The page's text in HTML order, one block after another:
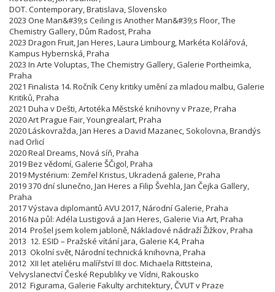
DOT. Contemporary, Bratislava, Slovensko
2023 One Man&#39;s Ceiling is Another Man&#39;s Floor, The
Chemistry Gallery, Dům Radost, Praha
2023 Dragon Fruit, Jan Heres, Laura Limbourg, Markéta Kolářová,
Kampus Hybernská, Praha
2023 In Arte Voluptas, The Chemistry Gallery, Galerie Portheimka,
Praha
2021 Finalista 14. Ročník Ceny kritiky umění za mladou malbu, Galerie
Kritiků, Praha
2021 Duha v Dešti, Artotéka Městské knihovny v Praze, Praha
2020 Art Prague Fair, Youngrealart, Praha
2020 Láskovražda, Jan Heres a David Mazanec, Sokolovna, Brandýs
nad Orlicí
2020 Real Dreams, Nová síň, Praha
2019 Bez vědomí, Galerie ŠČigol, Praha
2019 Mystérium: Zemřel Kristus, Ukradená galerie, Praha
2019 370 dní slunečno, Jan Heres a Filip Švehla, Jan Čejka Gallery,
Praha
2017 Výstava diplomantů AVU 2017, Národní Galerie, Praha
2016 Na půl: Adéla Lustigová a Jan Heres, Galerie Via Art, Praha
2014 Prošel jsem kolem jabloně, Nákladové nádraží Žižkov, Praha
2013 12. ESID – Pražské vítání jara, Galerie K4, Praha
2013 Okolní svět, Národní technická knihovna, Praha
2012 XII let ateliéru malířství III doc. Michaela Rittsteina,
Velvyslanectví České Republiky ve Vídni, Rakousko
2012 Figurama, Galerie Fakulty architektury,ČVUT v Praze